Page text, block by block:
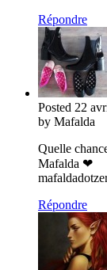
Répondre
Posted 22
by Mafalda
Quelle
Mafalda ❤
Répondre